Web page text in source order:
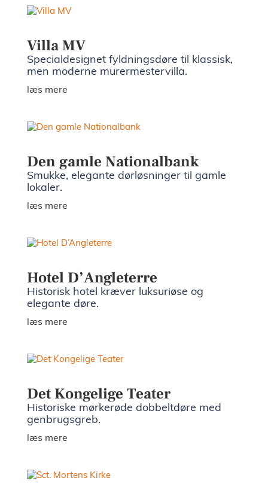
Villa MV
Specialdesignet fyldningsdøre til klassisk,
men moderne murermestervilla.
læs mere
Den gamle Nationalbank
Smukke, elegante dørløsninger til gamle
lokaler.
læs mere
Hotel D’Angleterre
Historisk hotel kræver luksuriøse og
elegante døre.
læs mere
Det Kongelige Teater
Historiske mørkerøde dobbeltdøre med
genbrugsgreb.
læs mere